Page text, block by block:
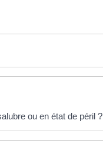
ou en état de péril ?